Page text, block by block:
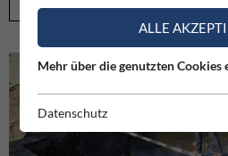
ALLE
Mehr über die genutzten Cookies
Datenschutz